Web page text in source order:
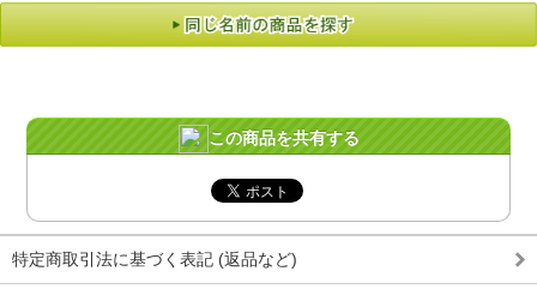
この商品を共有する
特定商取引法に基づく表記 (返品など)